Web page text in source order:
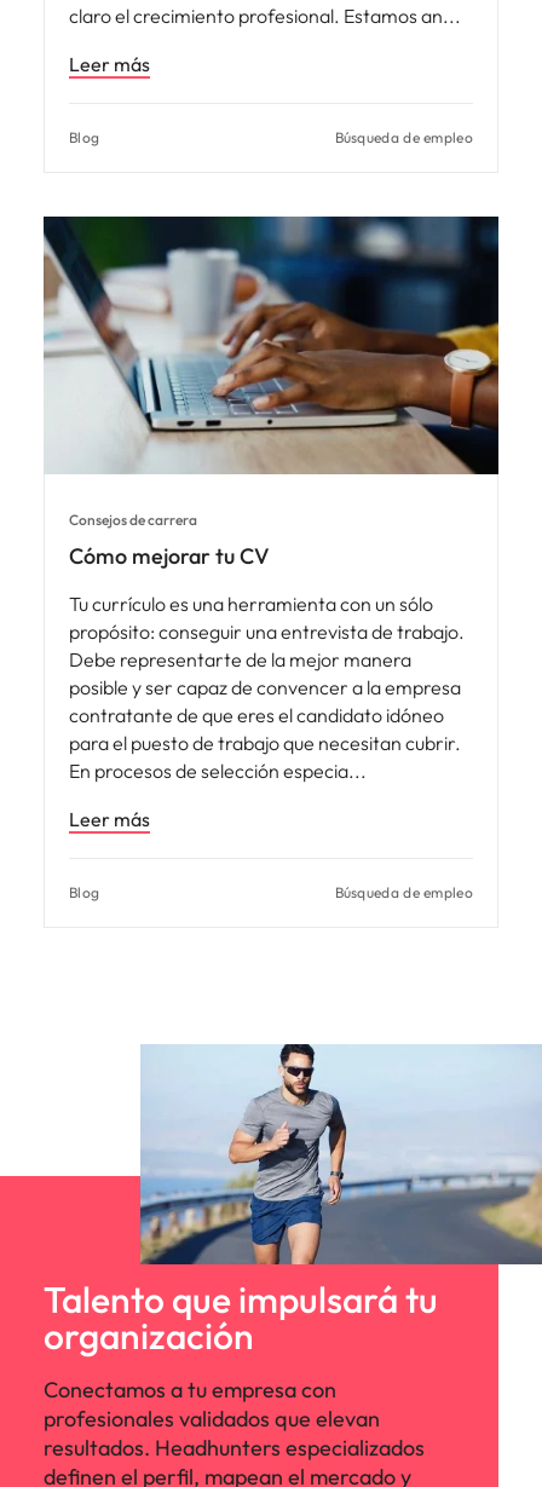
claro el crecimiento profesional. Estamos an
Leer más
Blog Búsqueda de empleo
Consejos de carrera
Cómo mejorar tu CV
Tu currículo es una herramienta con un sólo
propósito: conseguir una entrevista de trabajo.
Debe representarte de la mejor manera
posible y ser capaz de convencer a la empresa
contratante de que eres el candidato idóneo
para el puesto de trabajo que necesitan cubrir.
En procesos de selección especia
Leer más
Blog Búsqueda de empleo
Talento que impulsará tu
organización
Conectamos a tu empresa con
profesionales validados que elevan
resultados. Headhunters especializados
definen el perfil, mapean el mercado y